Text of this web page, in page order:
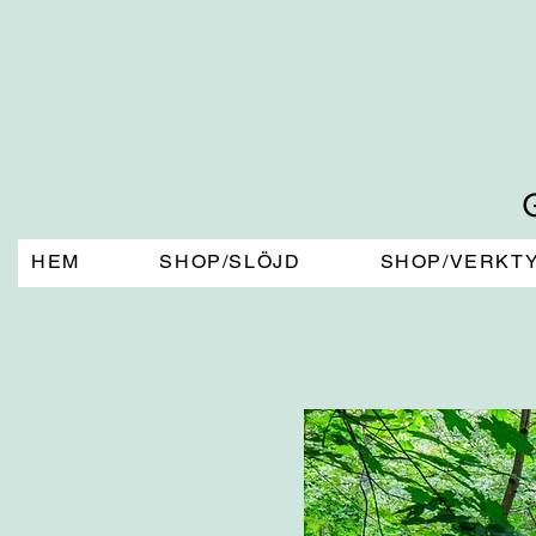
HEM SHOP/SLÖJD SHOP/